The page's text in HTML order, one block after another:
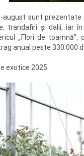
august sunt prezentate
trandafiri şi dalii, iar
„Flori de toamnă”,
anual peste 330.000
exotice 2025